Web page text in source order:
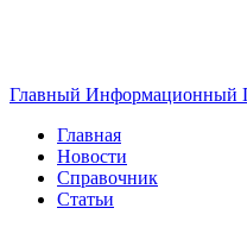
Главный Информационный
Главная
Новости
Справочник
Статьи